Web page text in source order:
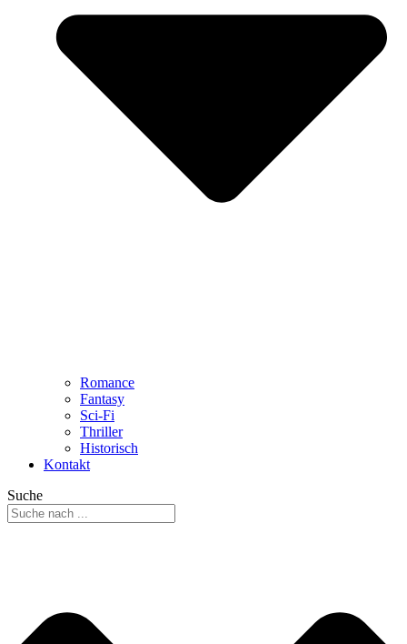
Romance
Fantasy
Sci-Fi
Thriller
Historisch
Kontakt
Suche